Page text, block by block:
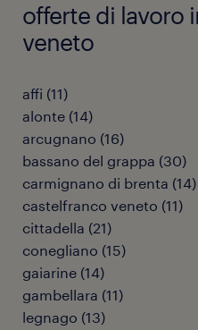
offerte di lavoro
veneto
affi (11)
alonte (14)
arcugnano (16)
bassano del grappa (30)
carmignano di brenta (14)
castelfranco veneto (11)
cittadella (21)
conegliano (15)
gaiarine (14)
gambellara (11)
legnago (13)